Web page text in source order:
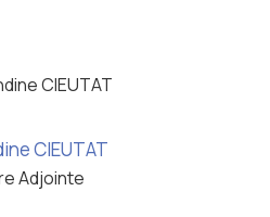
CIEUTAT
Adjointe